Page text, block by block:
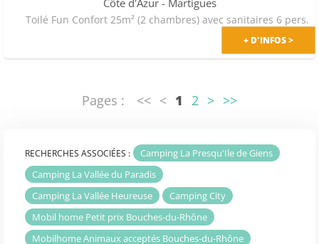
Côte d'Azur - Martigues
Toilé Fun Confort 25m² (2 chambres) avec sanitaires 6 pers.
+ D'INFOS >
Pages : << < 1 2 > >>
RECHERCHES ASSOCIÉES :
Camping La Presqu'Ile de Giens
Camping La Vallée du Paradis
Camping La Vallée Heureuse
Camping City
Mobil home Petit prix Bouches-du-Rhône
Mobilhome Animaux acceptés Bouches-du-Rhône